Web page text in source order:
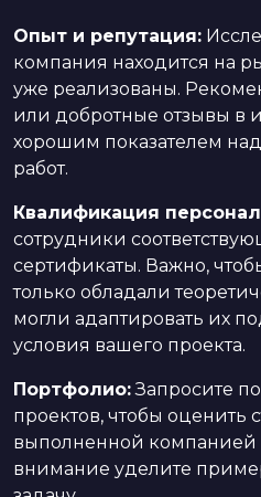
Опыт и репутация:
компания находится на
уже реализованы.
или добротные отзывы в
хорошим показателем
работ.
Квалификация
сотрудники
сертификаты. Важно,
только обладали
могли адаптировать их
условия вашего проекта.
Портфолио:Запросите
проектов, чтобы оценить
выполненной компанией
внимание уделите